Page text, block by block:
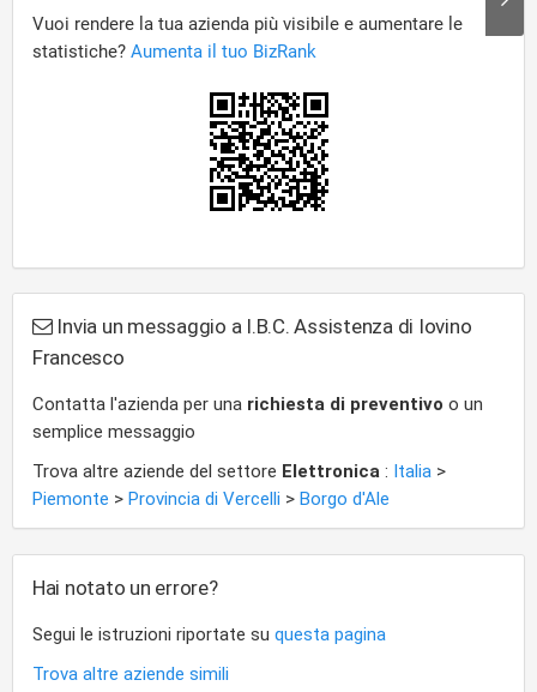
Invia un messaggio a I.B.C. Assistenza di Iovino
Francesco
Contatta l'azienda per una richiesta di preventivo o un
semplice messaggio
Trova altre aziende del settore Elettronica : Italia >
Piemonte > Provincia di Vercelli > Borgo d'Ale
Hai notato un errore?
Segui le istruzioni riportate su questa pagina
Trova altre aziende simili